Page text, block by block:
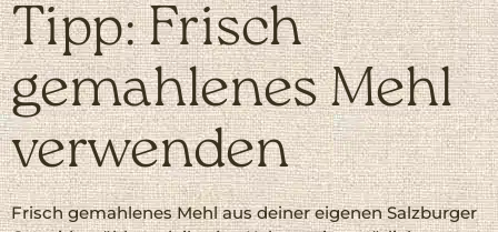
Tipp: Frisch
gemahlenes Mehl
verwenden
Frisch gemahlenes Mehl aus deiner eigenen Salzburger